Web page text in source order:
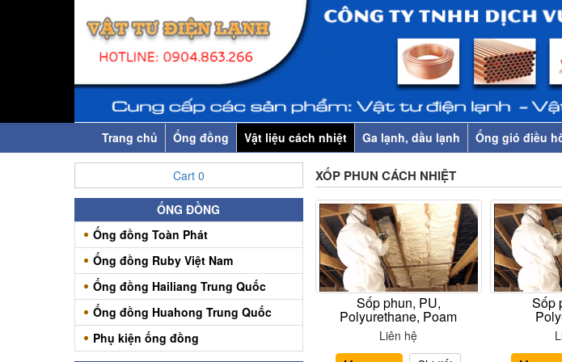
Trang chủ Ống đồng Vật liệu cách nhiệt Ga lạnh, dầu lạnh Ống gió điều
Cart 0
ỐNG ĐỒNG
Ống đồng Toàn Phát
Ống đồng Ruby Việt Nam
Ống đồng Hailiang Trung Quốc
Ống đồng Huahong Trung Quốc
Phụ kiện ống đồng
XỐP PHUN CÁCH NHIỆT
Sốp phun, PU,
Polyurethane, Poam
Liên hệ
Sốp